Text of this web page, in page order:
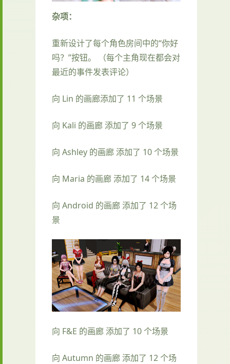
杂项：
重新设计了每个角色房间中的“你好
吗？”按钮。 （每个主角现在都会对
最近的事件发表评论）
向 Lin 的画廊添加了 11 个场景
向 Kali 的画廊 添加了 9 个场景
向 Ashley 的画廊 添加了 10 个场景
向 Maria 的画廊 添加了 14 个场景
向 Android 的画廊 添加了 12 个场
景
向 F&E 的画廊 添加了 10 个场景
向 Autumn 的画廊 添加了 12 个场